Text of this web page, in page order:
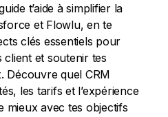
t’aide à simplifier la
et Flowlu, en te
clés essentiels pour
client et soutenir tes
Découvre quel CRM
les tarifs et l’expérience
mieux avec tes objectifs